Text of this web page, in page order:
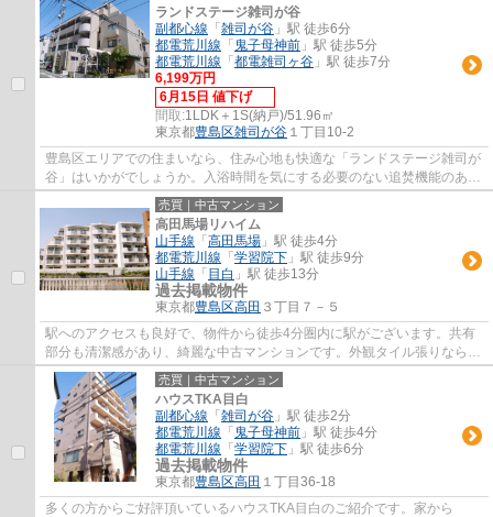
ランドステージ雑司が谷
副都心線 「 雑司が谷 」駅 徒歩6分
都電荒川線 「 鬼子母神前 」駅 徒歩5分
都電荒川線 「 都電雑司ヶ谷 」駅 徒歩7分
6,199万円
6月15日 値下げ
間取:1LDK＋1S(納戸)/51.96㎡
東京都豊島区雑司が谷 １丁目10-2
豊島区エリアでの住まいなら、住み心地も快適な「ランドステージ雑司が
谷」はいかがでしょうか。入浴時間を気にする必要のない追焚機能のある
浴室です。駐車スペースの月額請求額は、2...
売買｜中古マンション
高田馬場リハイム
山手線 「 高田馬場 」駅 徒歩4分
都電荒川線 「 学習院下 」駅 徒歩9分
山手線 「 目白 」駅 徒歩13分
過去掲載物件
東京都豊島区高田 ３丁目７－５
駅へのアクセスも良好で、物件から徒歩4分圏内に駅がございます。共有
部分も清潔感があり、綺麗な中古マンションです。外観タイル張りなら、
汚れが付きにくい上に見た目もきれいに整い...
売買｜中古マンション
ハウスTKA目白
副都心線 「 雑司が谷 」駅 徒歩2分
都電荒川線 「 鬼子母神前 」駅 徒歩4分
都電荒川線 「 学習院下 」駅 徒歩6分
過去掲載物件
東京都豊島区高田 １丁目36-18
多くの方からご好評頂いているハウスTKA目白のご紹介です。家から